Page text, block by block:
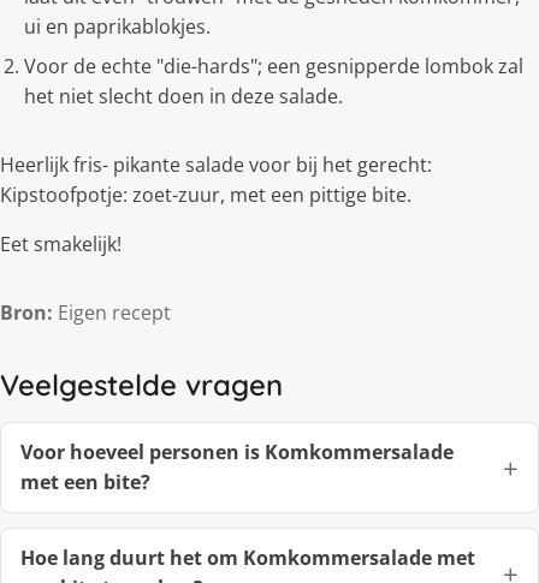
ui en paprikablokjes.
Voor de echte "die-hards"; een gesnipperde lombok zal
het niet slecht doen in deze salade.
Heerlijk fris- pikante salade voor bij het gerecht:
Kipstoofpotje: zoet-zuur, met een pittige bite.
Eet smakelijk!
Bron: Eigen recept
Veelgestelde vragen
Voor hoeveel personen is Komkommersalade
met een bite?
Hoe lang duurt het om Komkommersalade met